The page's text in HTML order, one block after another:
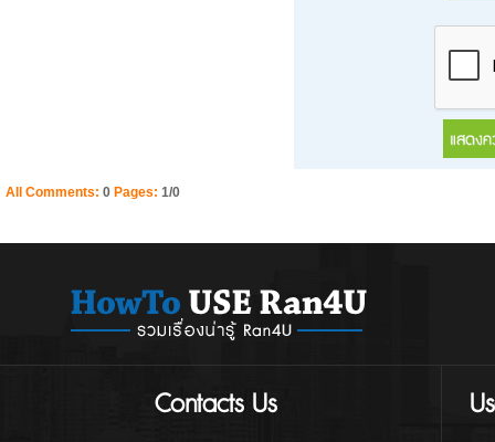
All Comments: 0 Pages: 1/0
Contacts Us